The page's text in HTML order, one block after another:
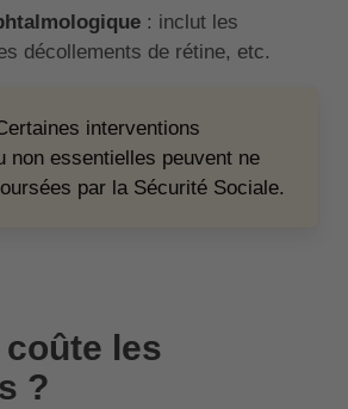
: inclut les
décollements de rétine, etc.
interventions
non essentielles peuvent ne
par la Sécurité Sociale.
les
?